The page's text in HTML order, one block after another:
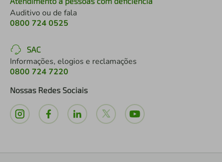
Auditivo ou de fala
0800 724 0525
SAC
Informações, elogios e reclamações
0800 724 7220
Nossas Redes Sociais